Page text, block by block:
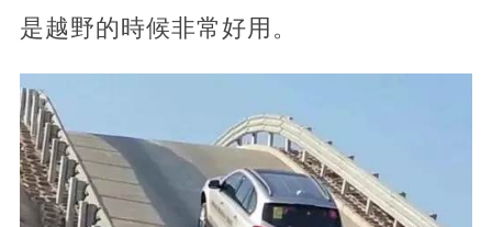
是越野的時候非常好用。